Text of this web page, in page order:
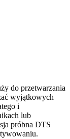
do przetwarzania
wyjątkowych
i
lub
próbna DTS